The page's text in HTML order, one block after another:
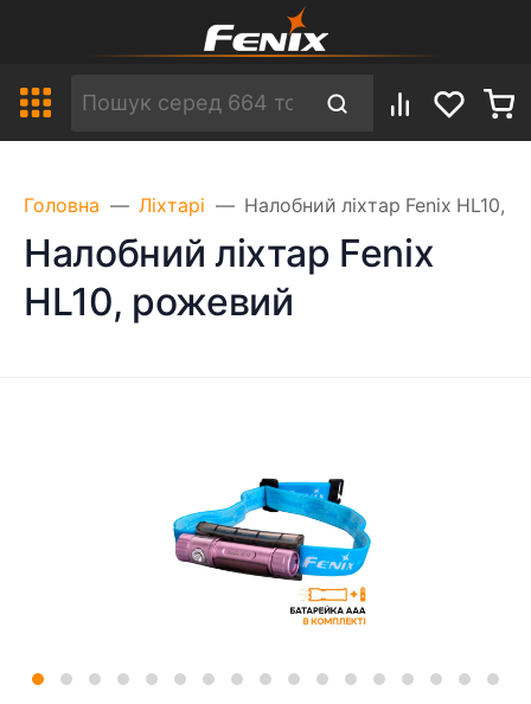
Головна Ліхтарі Налобний ліхтар Fenix HL10,
Налобний ліхтар Fenix
HL10, рожевий